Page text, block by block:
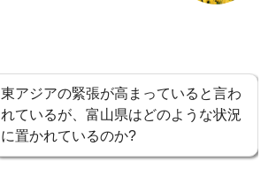
東アジアの緊張が高まっていると言わ
れているが、富山県はどのような状況
に置かれているのか?